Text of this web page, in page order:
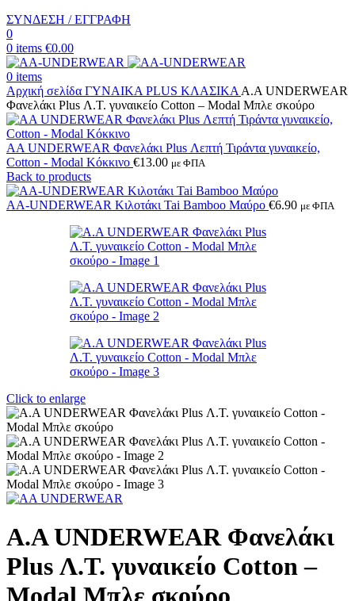
ΣΥΝΔΕΣΗ / ΕΓΓΡΑΦΗ
0
0 items €0.00
0 items
Αρχική σελίδα ΓΥΝΑΙΚΑ PLUS ΚΛΑΣΙΚΑ Α.A UNDERWEAR
Φανελάκι Plus Λ.Τ. γυναικείο Cotton – Modal Μπλε σκούρο
AA UNDERWEAR Φανελάκι Plus Λεπτή Τιράντα γυναικείο,
Cotton - Modal Κόκκινο €13.00 με ΦΠΑ
Back to products
AA-UNDERWEAR Κιλοτάκι Tai Bamboo Μαύρο €6.90 με ΦΠΑ
Click to enlarge
Α.A UNDERWEAR Φανελάκι
Plus Λ.Τ. γυναικείο Cotton –